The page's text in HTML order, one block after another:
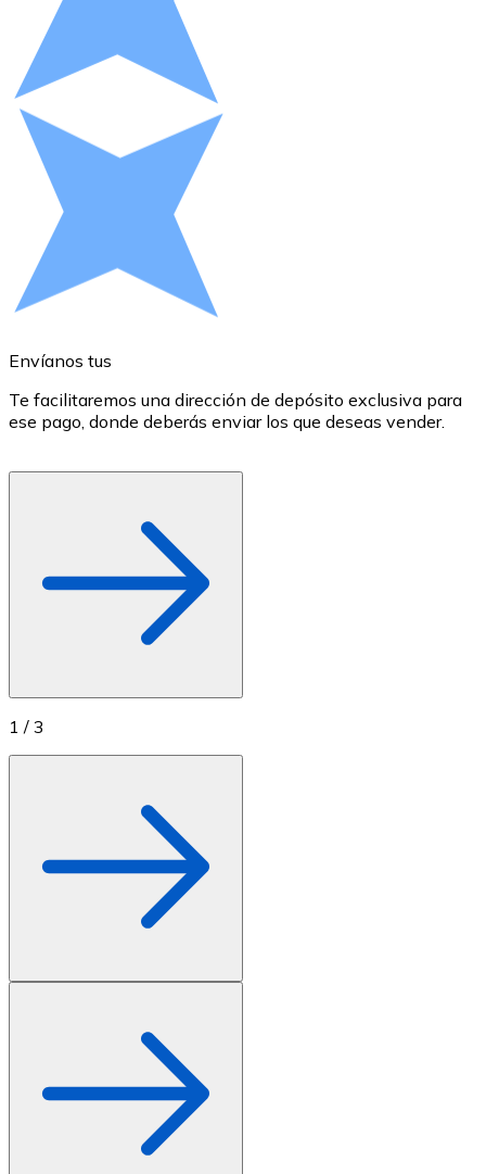
Efectivo
Compra criptomonedas con efectivo en tu tienda más
Comprar con efectivo
Transferencia SEPA
Añade fondos a tu cuenta Bitnovo o realiza compras
Comprar con Transferencia
Tarjeta de crédito / débito
Utiliza tarjetas Visa y Mastercard para comprar
Tienda - Tarjetas regalo
Nuevo
Envíanos tus
Te facilitaremos una dirección de depósito exclusiva para
ese pago, donde deberás enviar los que deseas vender.
1 / 3